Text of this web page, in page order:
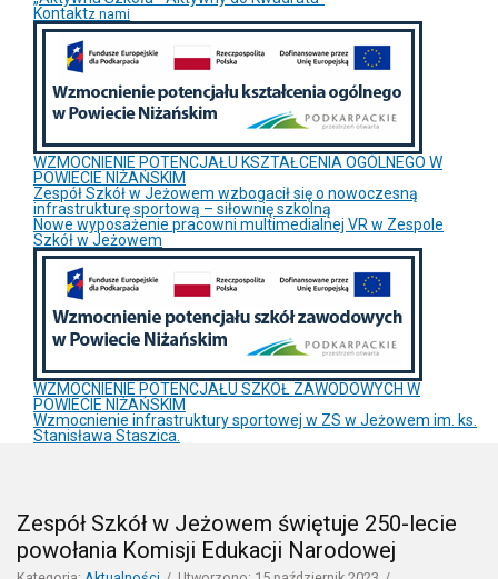
Kontaktz nami
WZMOCNIENIE POTENCJAŁU KSZTAŁCENIA OGÓLNEGO W
POWIECIE NIŻAŃSKIM
Zespół Szkół w Jeżowem wzbogacił się o nowoczesną
infrastrukturę sportową – siłownię szkolną
Nowe wyposażenie pracowni multimedialnej VR w Zespole
Szkół w Jeżowem
WZMOCNIENIE POTENCJAŁU SZKÓŁ ZAWODOWYCH W
POWIECIE NIŻAŃSKIM
Wzmocnienie infrastruktury sportowej w ZS w Jeżowem im. ks.
Stanisława Staszica.
Zespół Szkół w Jeżowem świętuje 250-lecie
powołania Komisji Edukacji Narodowej